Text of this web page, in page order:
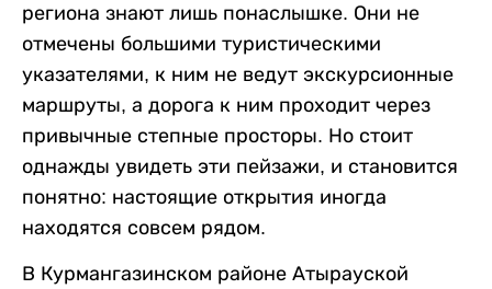
региона знают лишь понаслышке. Они не
отмечены большими туристическими
указателями, к ним не ведут экскурсионные
маршруты, а дорога к ним проходит через
привычные степные просторы. Но стоит
однажды увидеть эти пейзажи, и становится
понятно: настоящие открытия иногда
находятся совсем рядом.
В Курмангазинском районе Атырауской